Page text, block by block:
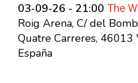
03-09-26 - 21:00 The
Roig Arena, C/ del
Quatre Carreres, 46013
España